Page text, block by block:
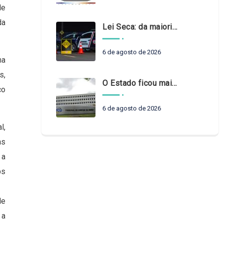
Lei Seca: da maioridade à maturidade
6 de agosto de 2026
O Estado ficou mais complexo. O controle precisa acompanhar
6 de agosto de 2026